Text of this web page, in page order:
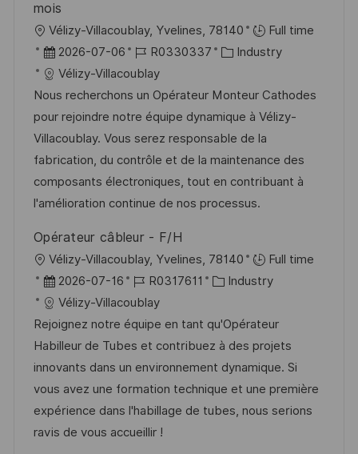
mois
O
r
t
Vélizy-Villacoublay, Yvelines, 78140
Full time
D
a
t
u
m
d
e
r
e
r
ö
f
f
e
n
t
l
i
2026-07-06
J
o
b
-
I
D
R0330337
K
t
e
g
o
r
i
Industry
Vélizy-Villacoublay
Nous recherchons un Opérateur Monteur Cathodes
pour rejoindre notre équipe dynamique à Vélizy-
Villacoublay. Vous serez responsable de la
fabrication, du contrôle et de la maintenance des
composants électroniques, tout en contribuant à
l'amélioration continue de nos processus.
Opérateur câbleur - F/H
O
r
t
Vélizy-Villacoublay, Yvelines, 78140
Full time
D
a
t
u
m
d
e
r
2026-07-16
J
o
b
-
D
R0317611
K
t
e
g
o
r
Industry
Vélizy-Villacoublay
Rejoignez notre équipe en tant qu'Opérateur
Habilleur de Tubes et contribuez à des projets
innovants dans un environnement dynamique. Si
vous avez une formation technique et une première
expérience dans l'habillage de tubes, nous serions
ravis de vous accueillir !